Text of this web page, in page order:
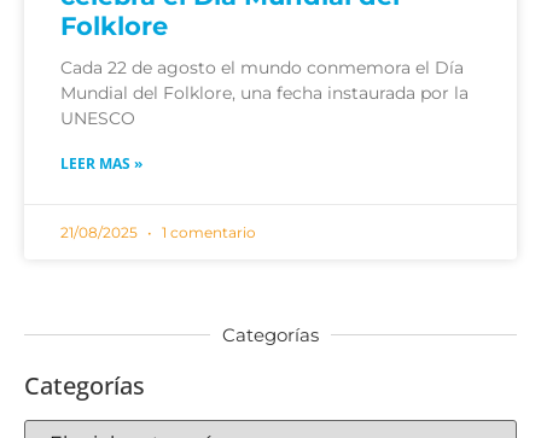
Folklore
Cada 22 de agosto el mundo conmemora el Día
Mundial del Folklore, una fecha instaurada por la
UNESCO
LEER MAS »
21/08/2025 1 comentario
Categorías
Categorías